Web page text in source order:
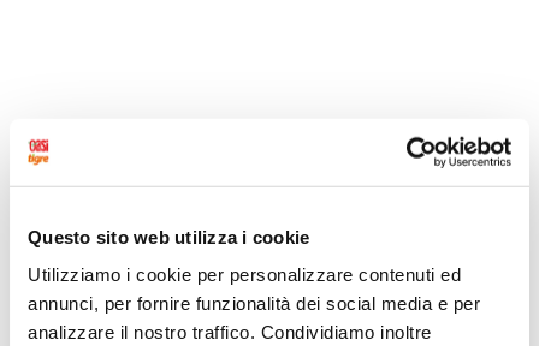
Questo sito web utilizza i cookie
Utilizziamo i cookie per personalizzare contenuti ed
annunci, per fornire funzionalità dei social media e per
analizzare il nostro traffico. Condividiamo inoltre